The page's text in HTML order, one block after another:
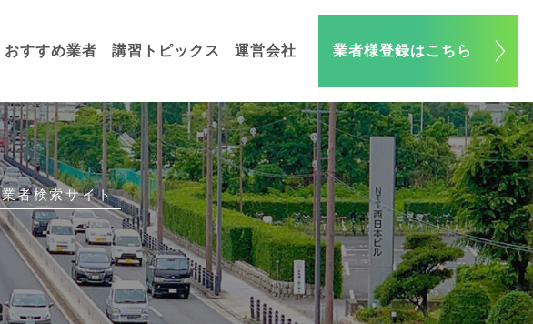
おすすめ業者 講習トピックス 運営会社 業者様登録はこちら
業者検索サイト